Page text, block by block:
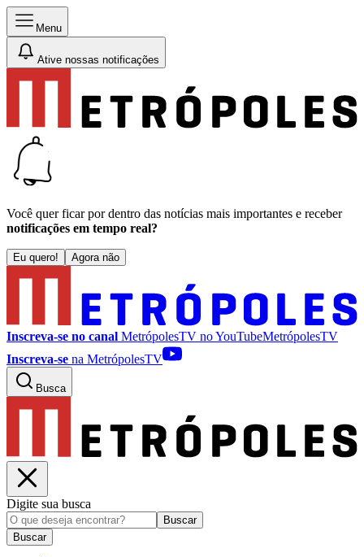
Menu
Ative nossas notificações
Você quer ficar por dentro das notícias mais importantes e receber
notificações em tempo real?
Eu quero! Agora não
Inscreva-se no canal MetrópolesTV noYouTubeMetrópolesTV
Inscreva-se na MetrópolesTV
Busca
Digite sua busca
Buscar
Buscar